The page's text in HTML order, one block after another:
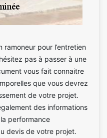
pour l’entretien
pas à passer à une
vous fait connaitre
que vous devrez
de votre projet.
des informations
performance
devis de votre projet.